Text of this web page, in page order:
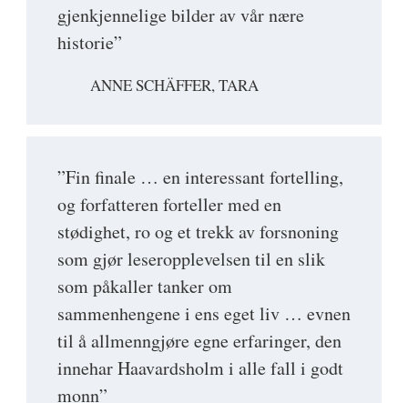
gjenkjennelige bilder av vår nære
historie”
ANNE SCHÄFFER, TARA
”Fin finale … en interessant fortelling,
og forfatteren forteller med en
stødighet, ro og et trekk av forsnoning
som gjør leseropplevelsen til en slik
som påkaller tanker om
sammenhengene i ens eget liv … evnen
til å allmenngjøre egne erfaringer, den
innehar Haavardsholm i alle fall i godt
monn”